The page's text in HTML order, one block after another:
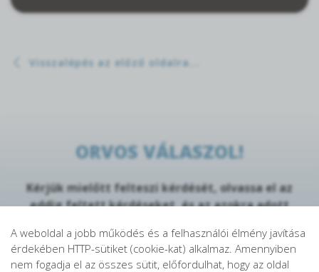
Visszalépés az előző oldalra...
ORVOS VÁLASZOL!
Kérjük mielőtt felteszi kérdését, olvassa el az
eddig feltett kérdéseket, és az azokra adott
Név
A weboldal a jobb működés és a felhasználói élmény javítása
érdekében HTTP-sütiket (cookie-kat) alkalmaz. Amennyiben
nem fogadja el az összes sütit, előfordulhat, hogy az oldal